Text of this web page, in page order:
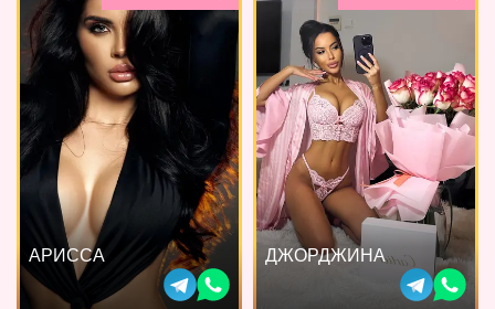
АРИССА ДЖОРДЖИНА